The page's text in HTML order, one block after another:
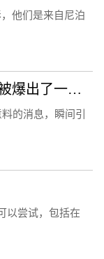
他们是来自尼泊
8月4日，黄子佼再爆大瓜！再次被爆出了一条令人出乎意料的消息！
的消息，瞬间引
以尝试，包括在